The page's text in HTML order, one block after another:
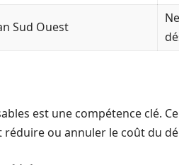
Sud Ouest
est une compétence clé.
ou annuler le coût du